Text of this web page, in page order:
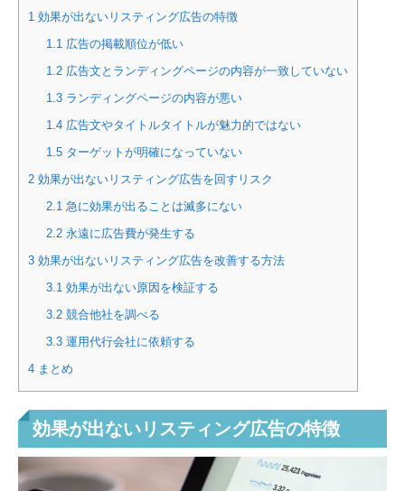
1 効果が出ないリスティング広告の特徴
1.1 広告の掲載順位が低い
1.2広告文とランディングページの内容が一致していない
1.3ランディングページの内容が悪い
1.4広告文やタイトルタイトルが魅力的ではない
1.5ターゲットが明確になっていない
2 効果が出ないリスティング広告を回すリスク
2.1 急に効果が出ることは滅多にない
2.2永遠に広告費が発生する
3 効果が出ないリスティング広告を改善する方法
3.1 効果が出ない原因を検証する
3.2競合他社を調べる
3.3運用代行会社に依頼する
4 まとめ
効果が出ないリスティング広告の特徴